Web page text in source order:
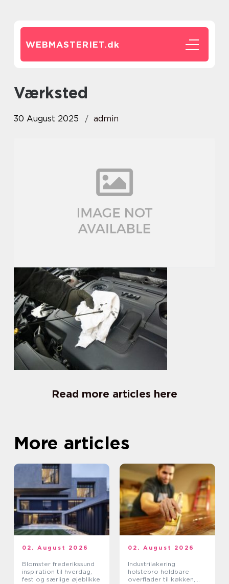
WEBMASTERIET.dk
værksted
30 August 2025 admin
Read more articles here
More articles
02. August 2026
Blomster frederikssund
inspiration til hverdag,
fest og særlige øjeblikke
02. August 2026
Industrilakering
holstebro holdbare
overflader til køkken,